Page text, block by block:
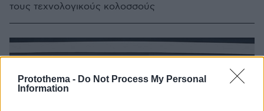
Protothema - Do Not Process My Personal
Information
τους τεχνολογικούς κολοσσούς